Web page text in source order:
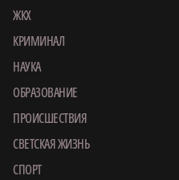
ЖКХ
КРИМИНАЛ
НАУКА
ОБРАЗОВАНИЕ
ПРОИСШЕСТВИЯ
СВЕТСКАЯ ЖИЗНЬ
СПОРТ